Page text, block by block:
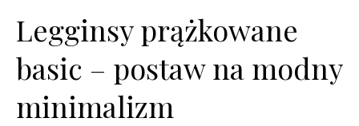
Legginsy prążkowane
basic – postaw na modny
minimalizm